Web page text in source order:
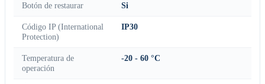
Botón de restaurar Si
Código IP (International
Protection)
IP30
Temperatura de
operación
-20 - 60 °C